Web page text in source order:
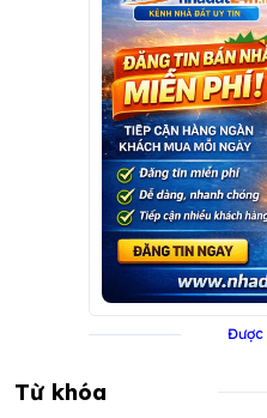
Được
Từ khóa